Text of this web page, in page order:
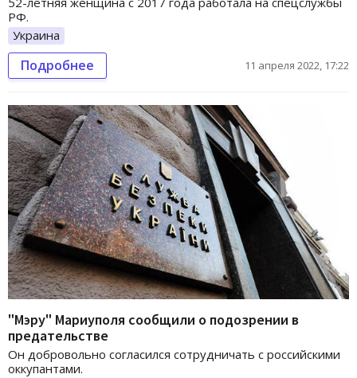
РФ.
Украина
Подробнее 11 апреля 2022, 17:22
"Мэру" Мариуполя сообщили о подозрении в
предательстве
Он добровольно согласился сотрудничать с российскими
оккупантами.